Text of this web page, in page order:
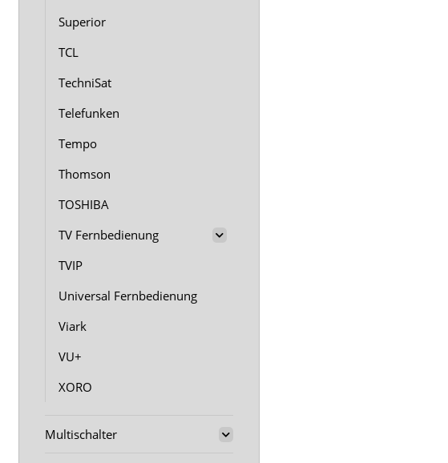
Superior
TCL
TechniSat
Telefunken
Tempo
Thomson
TOSHIBA
TV Fernbedienung
TVIP
Universal Fernbedienung
Viark
VU+
XORO
Multischalter